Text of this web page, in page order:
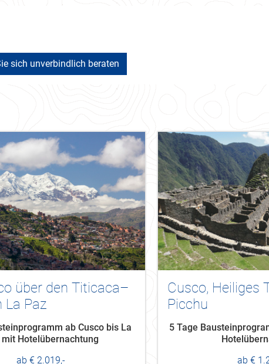
sich unverbindlich beraten
über den Titicaca–
La Paz
ab Cusco bis La
mit Hotelübernachtung
ab € 2.019,-
Cusco, Heiliges
Picchu
5 Tage
ab €